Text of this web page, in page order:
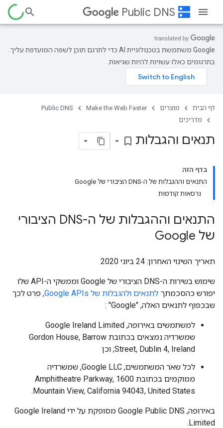
dns
Public DNS
‫Google משתמשת בטכנולוגיית AI כדי לתרגם תוכן לשפה המועדפת עליך.
בתרגומים כאלו עשויות להיות שגיאות.
דף הבית מוצרים Make the Web Faster
Public DNS
מדריכים
תנאים והגבלות bookmark_border
בדף הזה
התנאים וההגבלות של ה-DNS הציבורי של Google
גרסאות קודמות
התנאים וההגבלות של ה-DNS הציבורי
של Google
תאריך השינוי האחרון: 24 ביוני 2020
שימוש בשירות ה-DNS הציבורי של Google וממשקי ה-API שלו
יפורש כהסכמתך לתנאים ולהגבלות של Google APIs
, פרט לכך
שבכפוף לתנאים האלה, "Google" :
למשתמשים באירופה, Google Ireland Limited
שמשרדיה נמצאים בכתובת Gordon House, Barrow
Street, Dublin 4, Ireland; וכן
לכל שאר המשתמשים, Google LLC, שמשרדיה
ממוקמים בכתובת 1600 Amphitheatre Parkway,
Mountain View, California 94043, United States.
באירופה, Google Public DNS מסופקת על ידי Google Ireland
Limited.